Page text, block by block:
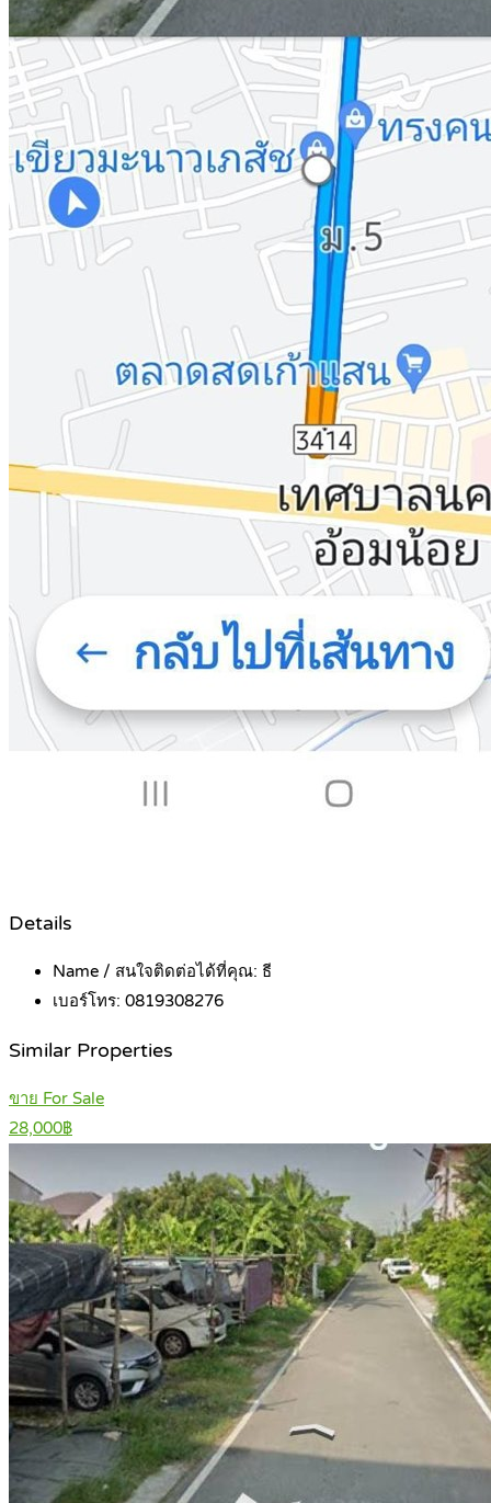
Details
Name / สนใจติดต่อได้ที่คุณ: ธี
เบอร์โทร: 0819308276
Similar Properties
ขาย For Sale
28,000฿